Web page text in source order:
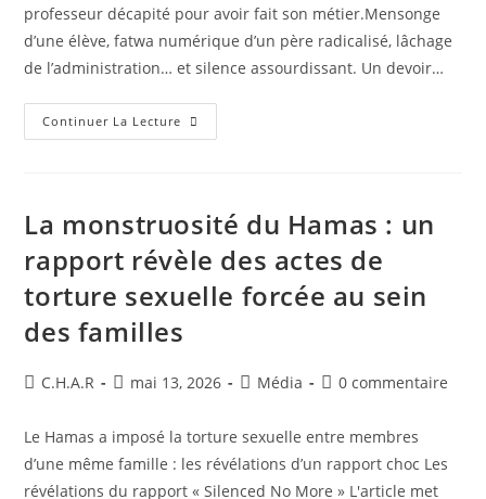
professeur décapité pour avoir fait son métier.Mensonge
d’une élève, fatwa numérique d’un père radicalisé, lâchage
de l’administration… et silence assourdissant. Un devoir…
Continuer La Lecture
La monstruosité du Hamas : un
rapport révèle des actes de
torture sexuelle forcée au sein
des familles
C.H.A.R mai 13, 2026 Média 0 commentaire
Le Hamas a imposé la torture sexuelle entre membres
d’une même famille : les révélations d’un rapport choc Les
révélations du rapport « Silenced No More » ​L'article met